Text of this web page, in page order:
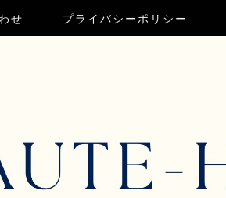
せ プライバシーポリシー